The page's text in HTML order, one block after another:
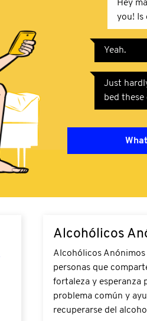
Hey
you! Is
Yeah.
Just
bed these
Alcohólicos
Alcohólicos
personas que
fortaleza y esperanza
problema común y
recuperarse del